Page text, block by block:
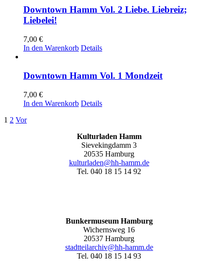
Downtown Hamm Vol. 2 Liebe. Liebreiz;
Liebelei!
7,00 €
In den Warenkorb Details
Downtown Hamm Vol. 1 Mondzeit
7,00 €
In den Warenkorb Details
1 2 Vor
Kulturladen Hamm
Sievekingdamm 3
20535 Hamburg
kulturladen@hh-hamm.de
Tel. 040 18 15 14 92
Bunkermuseum Hamburg
Wichernsweg 16
20537 Hamburg
stadtteilarchiv@hh-hamm.de
Tel. 040 18 15 14 93